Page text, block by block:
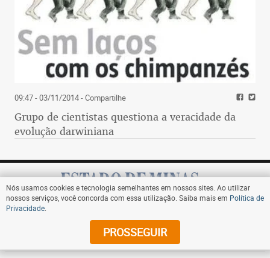
09:47 - 03/11/2014- Compartilhe
Grupo de cientistas questiona a veracidade da
evolução darwiniana
Assine
Nós usamos cookies e tecnologia semelhantes em nossos sites. Ao utilizar
nossos serviços, você concorda com essa utilização. Saiba mais em Política de
Privacidade
PROSSEGUIR